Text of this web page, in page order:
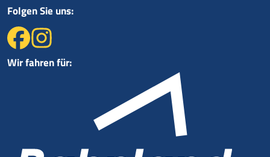
Folgen Sie uns:
Wir fahren für: